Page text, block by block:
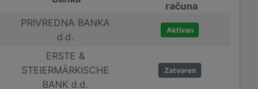
računa
PRIVREDNA BANKA
d.d.
Aktivan
ERSTE &
STEIERMÄRKISCHE
BANK d.d.
Zatvoren